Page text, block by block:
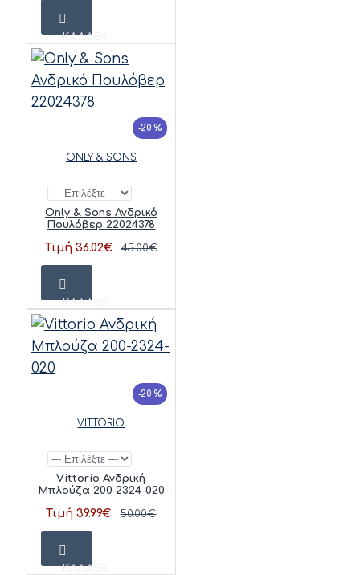
ΚΑΛΆΘΙ
-20 %
ONLY & SONS
Only & Sons Ανδρικό
Πουλόβερ 22024378
Τιμή 36.02€ 45.00€
ΚΑΛΆΘΙ
-20 %
VITTORIO
Vittorio Ανδρική
Μπλούζα 200-2324-020
Τιμή 39.99€ 50.00€
ΚΑΛΆΘΙ